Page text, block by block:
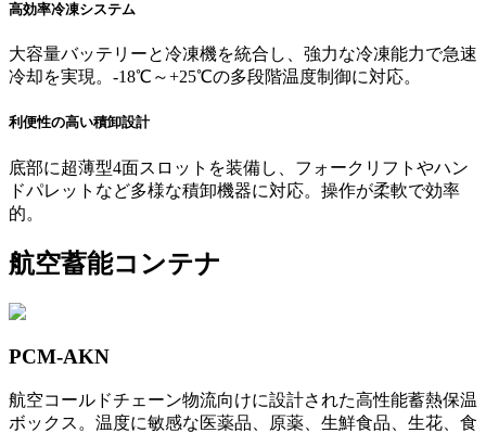
高効率冷凍システム
大容量バッテリーと冷凍機を統合し、強力な冷凍能力で急速
冷却を実現。-18℃～+25℃の多段階温度制御に対応。
利便性の高い積卸設計
底部に超薄型4面スロットを装備し、フォークリフトやハン
ドパレットなど多様な積卸機器に対応。操作が柔軟で効率
的。
航空蓄能コンテナ
PCM-AKN
航空コールドチェーン物流向けに設計された高性能蓄熱保温
ボックス。温度に敏感な医薬品、原薬、生鮮食品、生花、食